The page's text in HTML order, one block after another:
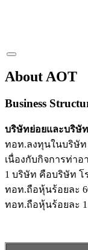
About AOT
Business
บริษัทย่อยและบริษั
ทอท.ลงทุนในบริษัท
เนื่องกับกิจการท่า
1 บริษัท คือบริษัท โ
ทอท.ถือหุ้นร้อยละ
ทอท.ถือหุ้นร้อยละ